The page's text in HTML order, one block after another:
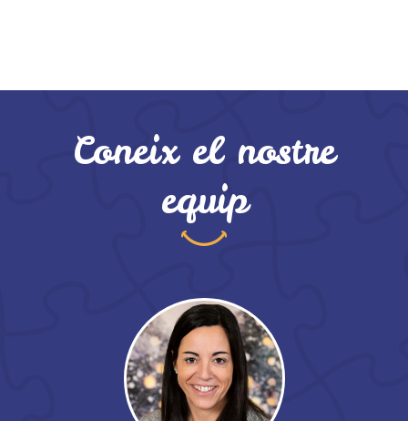
Coneix el nostre
equip